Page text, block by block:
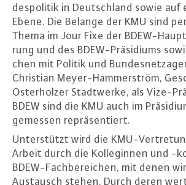
des­po­li­tik in Deutsch­land sowie auf
Ebene. Die Belange der KMU sind
Thema im Jour Fixe der BDEW-
rung und des BDEW-Prä­si­di­ums
chen mit Politik und
Christian Mey­er-Ham­mer­ström,
Os­ter­hol­zer Stadt­wer­ke, als Vi­ze-
BDEW sind die KMU auch im
ge­mes­sen re­prä­sen­tiert.
Un­ter­stützt wird die KMU-
Arbeit durch die Kol­le­gin­nen und -
BDEW-Fach­be­rei­chen, mit denen
Austausch stehen. Durch deren